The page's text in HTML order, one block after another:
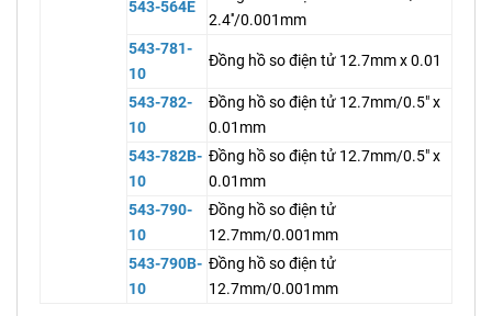
543-564E
2.4''/0.001mm
543-781-
10
Đồng hồ so điện tử 12.7mm x 0.01
543-782-
10
Đồng hồ so điện tử 12.7mm/0.5" x
0.01mm
543-782B-
10
Đồng hồ so điện tử 12.7mm/0.5" x
0.01mm
543-790-
10
Đồng hồ so điện tử
12.7mm/0.001mm
543-790B-
10
Đồng hồ so điện tử
12.7mm/0.001mm